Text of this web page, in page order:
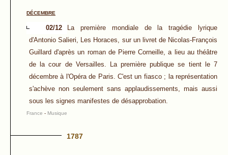
DÉCEMBRE
02/12
La première mondiale de la tragédie lyrique
d'Antonio Salieri, Les Horaces, sur un livret de Nicolas-François
Guillard d'après un roman de Pierre Corneille, a lieu au théâtre
de la cour de Versailles. La première publique se tient le 7
décembre à l'Opéra de Paris. C'est un fiasco ; la représentation
s'achève non seulement sans applaudissements, mais aussi
sous les signes manifestes de désapprobation.
France - Musique
1787